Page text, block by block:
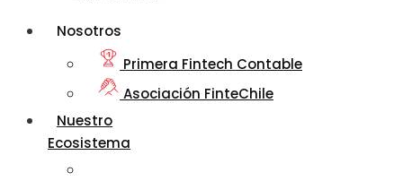
Nosotros
Primera Fintech Contable
Asociación FinteChile
Nuestro
Ecosistema